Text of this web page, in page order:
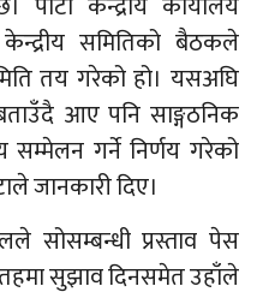
समितिको बैठकले
तय गरेको हो। यसअघि
बताउँदै आए पनि साङ्गठनिक
सम्मेलन गर्ने निर्णय गरेको
जानकारी दिए।
सोसम्बन्धी प्रस्ताव पेस
तहमा सुझाव दिनसमेत उहाँले